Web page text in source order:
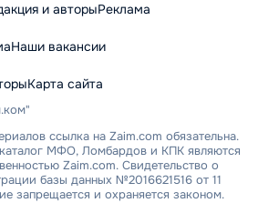
и авторыРеклама
Наши вакансии
Карта сайта
ссылка на Zaim.com обязательна.
МФО, Ломбардов и КПК являются
Zaim.com. Свидетельство о
базы данных №2016621516 от 11
запрещается и охраняется законом.